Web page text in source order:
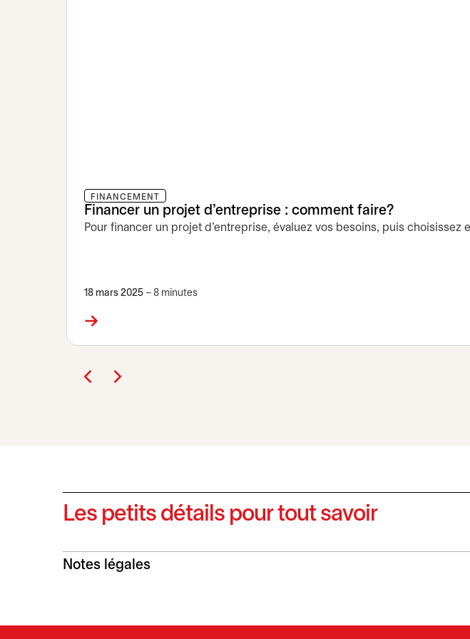
FINANCEMENT
Financer un projet d’entreprise : comment faire?
Pour financer un projet d’entreprise, évaluez vos besoins, puis choisissez
18 mars 2025 – 8 minutes
Les petits détails pour tout savoir
Notes légales